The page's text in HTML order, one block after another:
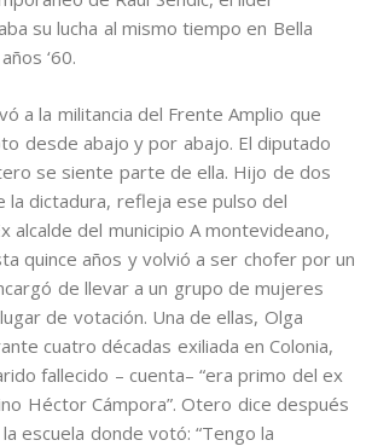
su lucha al mismo tiempo en Bella
‘60.
a la militancia del Frente Amplio que
desde abajo y por abajo. El diputado
se siente parte de ella. Hijo de dos
la dictadura, refleja ese pulso del
alcalde del municipio A montevideano,
quince años y volvió a ser chofer por un
de llevar a un grupo de mujeres
de votación. Una de ellas, Olga
cuatro décadas exiliada en Colonia,
fallecido – cuenta– “era primo del ex
Héctor Cámpora”. Otero dice después
escuela donde votó: “Tengo la